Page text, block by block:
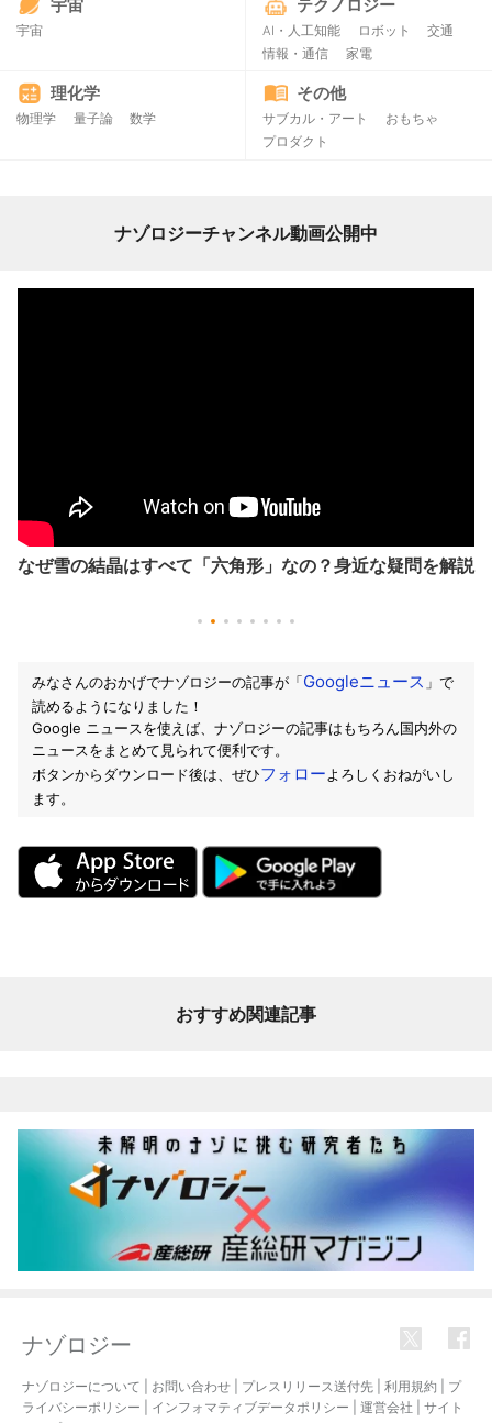
宇宙
宇宙
テクノロジー
AI・人工知能 ロボット
交通
情報・通信
家電
理化学
物理学 量子論 数学
その他
サブカル・アート
おもちゃ
プロダクト
ナゾロジーチャンネル動画公開中
なぜ雪の結晶はすべて「六角形」なの？身近な疑問を解説
みなさんのおかげでナゾロジーの記事が「Googleニュース 」で
読めるようになりました！
Google ニュースを使えば、ナゾロジーの記事はもちろん国内外の
ニュースをまとめて見られて便利です。
ボタンからダウンロード後は、ぜひフォローよろしくおねがいし
ます。
おすすめ関連記事
ナゾロジー
ナゾロジーについて お問い合わせ プレスリリース送付先 利用規約
プ
ライバシーポリシー
インフォマティブデータポリシー 運営会社
サイト